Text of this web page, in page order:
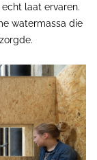
laat ervaren.
watermassa die